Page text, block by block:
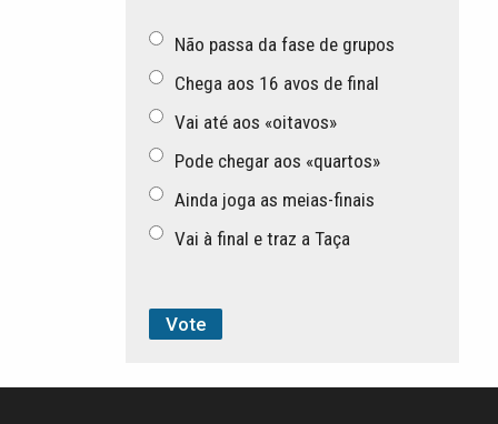
Não passa da fase de grupos
Chega aos 16 avos de final
Vai até aos «oitavos»
Pode chegar aos «quartos»
Ainda joga as meias-finais
Vai à final e traz a Taça